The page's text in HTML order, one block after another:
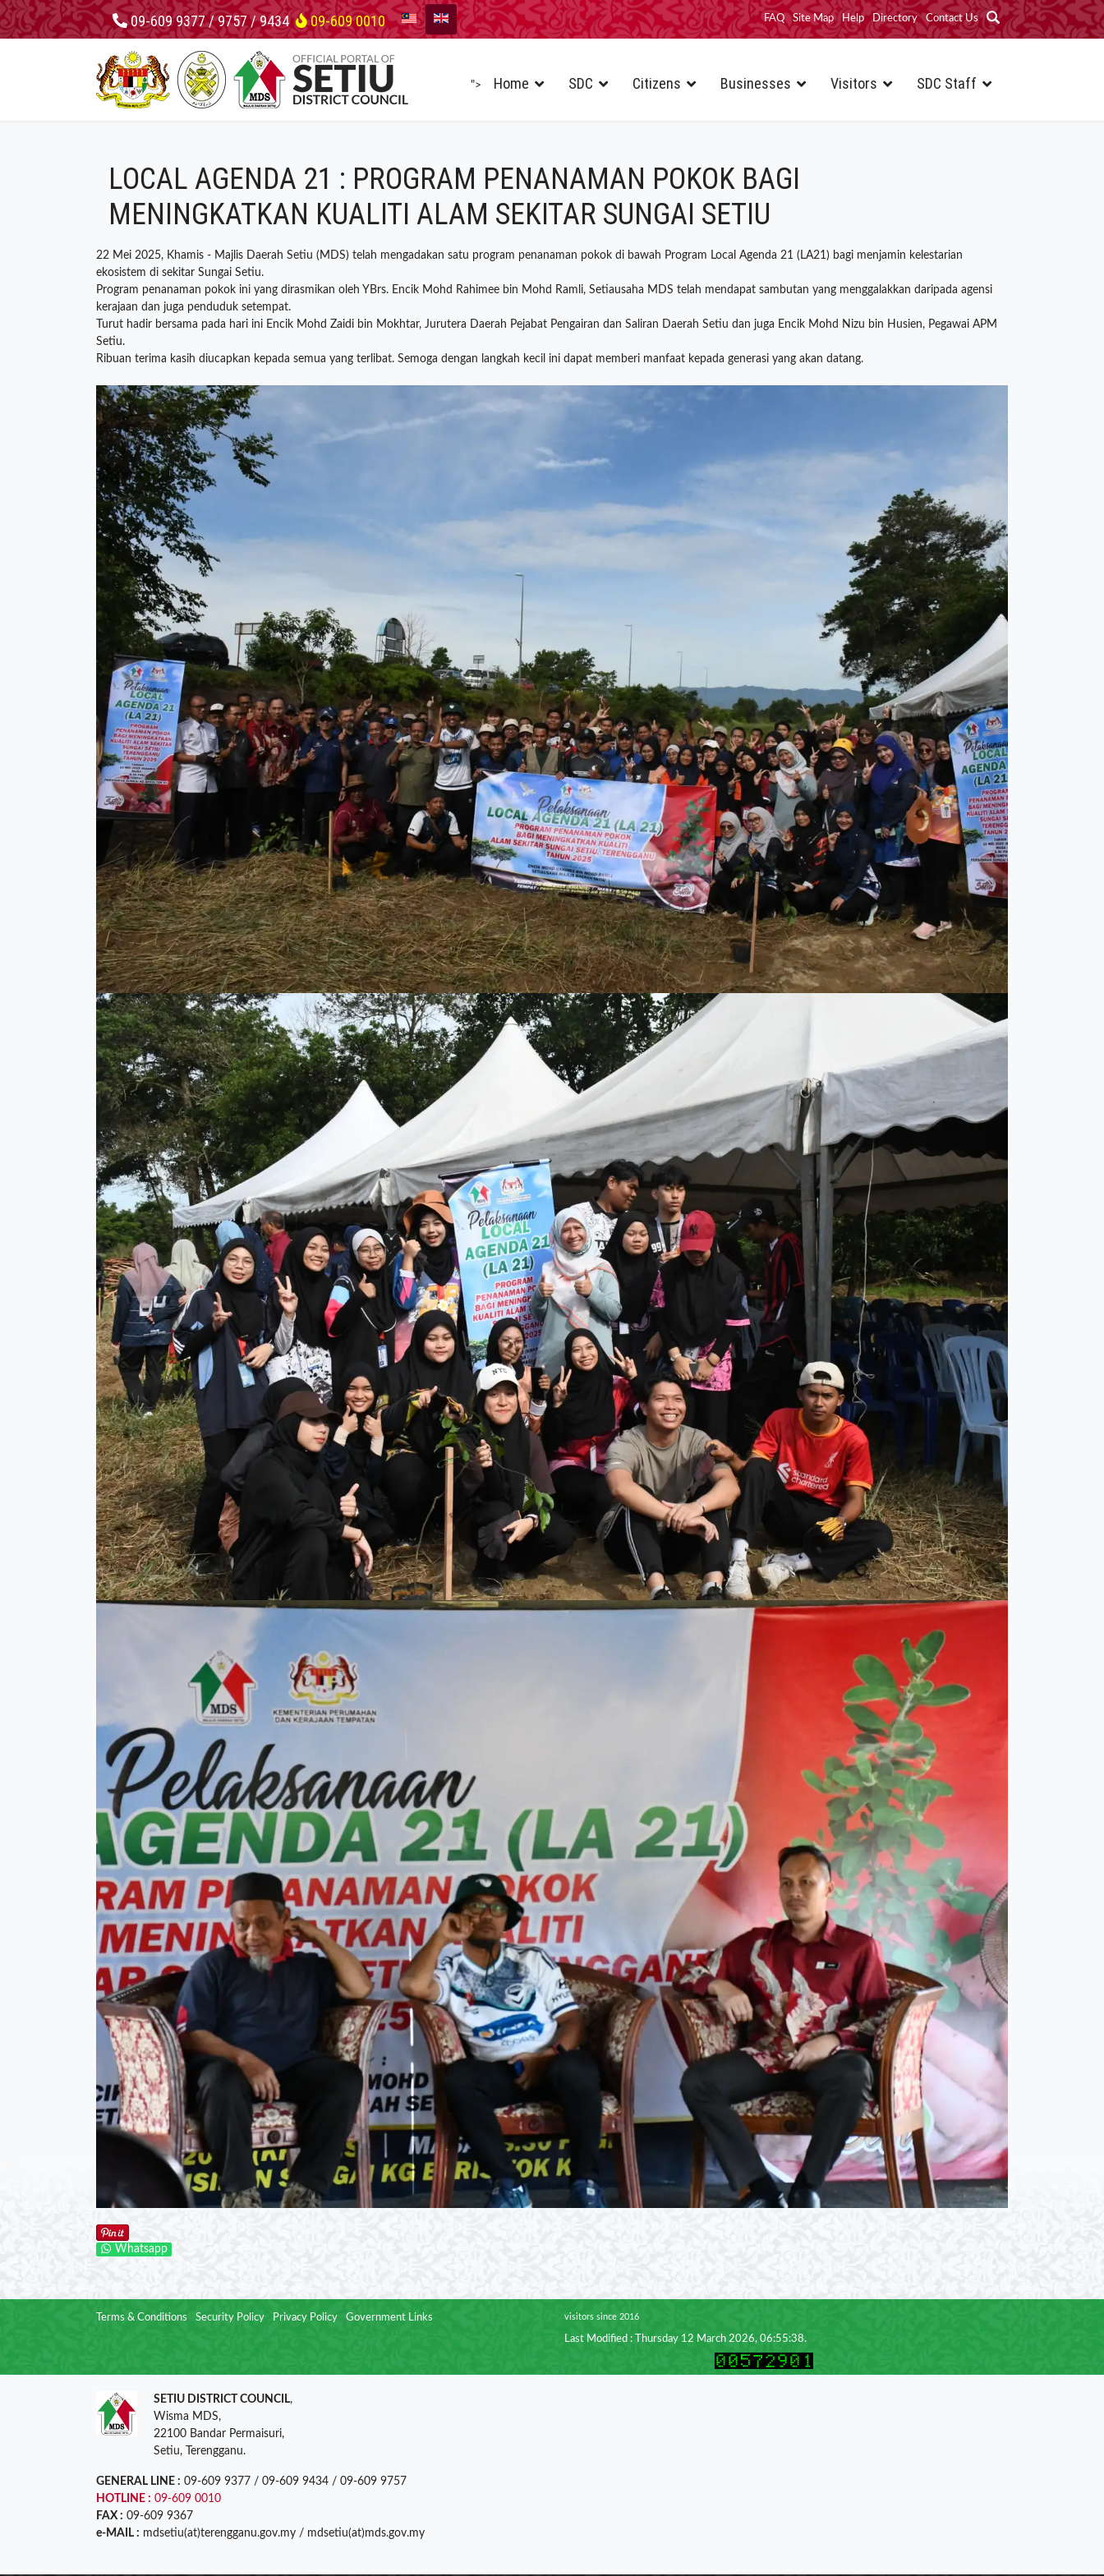
09-609 9377 / 9757 / 9434 09-609 0010 FAQ Site Map Help Directory Contact Us
"> Home SDC Citizens Businesses Visitors SDC Staff
LOCAL AGENDA 21 : PROGRAM PENANAMAN POKOK BAGI
MENINGKATKAN KUALITI ALAM SEKITAR SUNGAI SETIU
22 Mei 2025, Khamis - Majlis Daerah Setiu (MDS) telah mengadakan satu program penanaman pokok di bawah Program Local Agenda 21 (LA21) bagi menjamin kelestarian
ekosistem di sekitar Sungai Setiu.
Program penanaman pokok ini yang dirasmikan oleh YBrs. Encik Mohd Rahimee bin Mohd Ramli, Setiausaha MDS telah mendapat sambutan yang menggalakkan daripada agensi
kerajaan dan juga penduduk setempat.
Turut hadir bersama pada hari ini Encik Mohd Zaidi bin Mokhtar, Jurutera Daerah Pejabat Pengairan dan Saliran Daerah Setiu dan juga Encik Mohd Nizu bin Husien, Pegawai APM
Setiu.
Ribuan terima kasih diucapkan kepada semua yang terlibat. Semoga dengan langkah kecil ini dapat memberi manfaat kepada generasi yang akan datang.
Whatsapp
Terms & Conditions Security Policy Privacy Policy Government Links visitors since 2016
Last Modified : Thursday 12 March 2026, 06:55:38.
SETIU DISTRICT COUNCIL,
Wisma MDS,
22100 Bandar Permaisuri,
Setiu, Terengganu.
GENERAL LINE : 09-609 9377 / 09-609 9434 / 09-609 9757
HOTLINE : 09-609 0010
FAX : 09-609 9367
e-MAIL : mdsetiu(at)terengganu.gov.my / mdsetiu(at)mds.gov.my